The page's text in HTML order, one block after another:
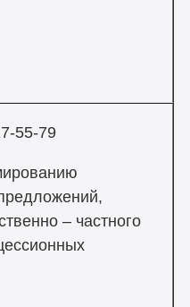
55-79
– частного